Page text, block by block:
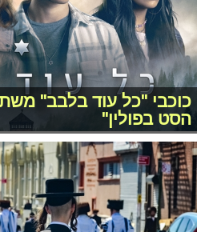
כוכבי "כל עוד בלבב"
הסט בפולין"